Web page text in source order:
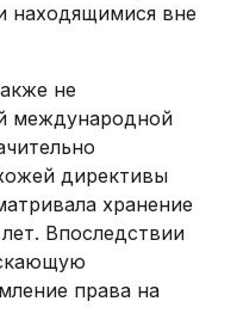
находящимися вне
не
международной
директивы
хранение
Впоследствии
права на